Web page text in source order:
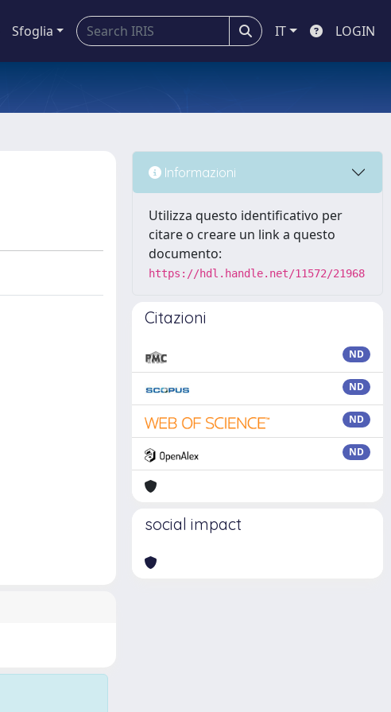
Sfoglia IT LOGIN
Informazioni
Utilizza questo identificativo per
citare o creare un link a questo
documento:
https://hdl.handle.net/11572/21968
Citazioni
ND
ND
ND
ND
social impact